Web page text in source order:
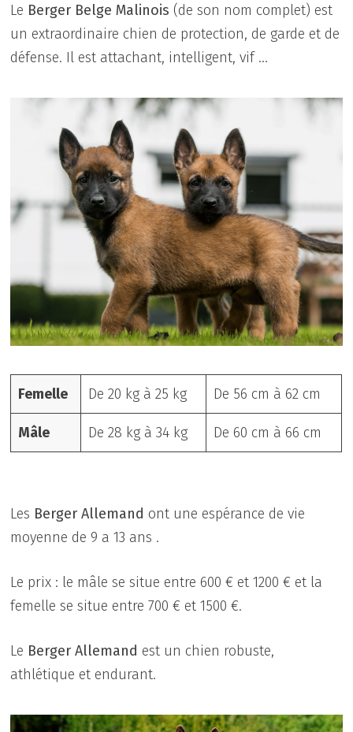
Le Berger Belge Malinois(de son nom complet) est
un extraordinaire chien de protection, de garde et de
défense. Il est attachant, intelligent, vif …
Femelle De 20 kg à 25 kg De 56 cm à 62 cm
Mâle De 28 kg à 34 kg De 60 cm à 66 cm
Les Berger Allemand ont une espérance de vie
moyenne de 9 a 13 ans .
Le prix : le mâle se situe entre 600 € et 1200 € et la
femelle se situe entre 700 € et 1500 €.
Le Berger Allemand est un chien robuste,
athlétique et endurant.